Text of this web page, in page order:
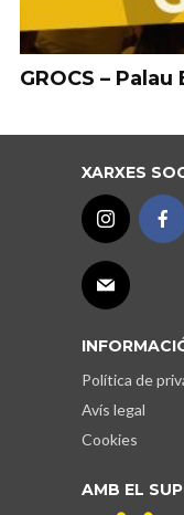
GROCS –
XARXES
Política de
Avís legal
Cookies
AMB EL